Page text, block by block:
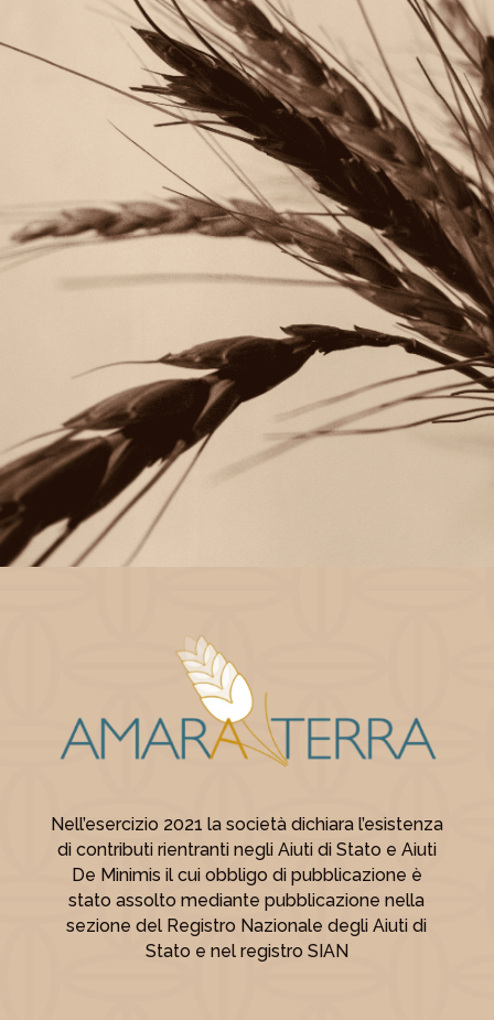
Nell’esercizio 2021 la società dichiara l’esistenza
di contributi rientranti negli Aiuti di Stato e Aiuti
De Minimis il cui obbligo di pubblicazione è
stato assolto mediante pubblicazione nella
sezione del Registro Nazionale degli Aiuti di
Stato e nel registro SIAN